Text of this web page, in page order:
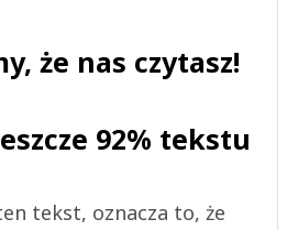
że nas czytasz!
92% tekstu
tekst, oznacza to, że